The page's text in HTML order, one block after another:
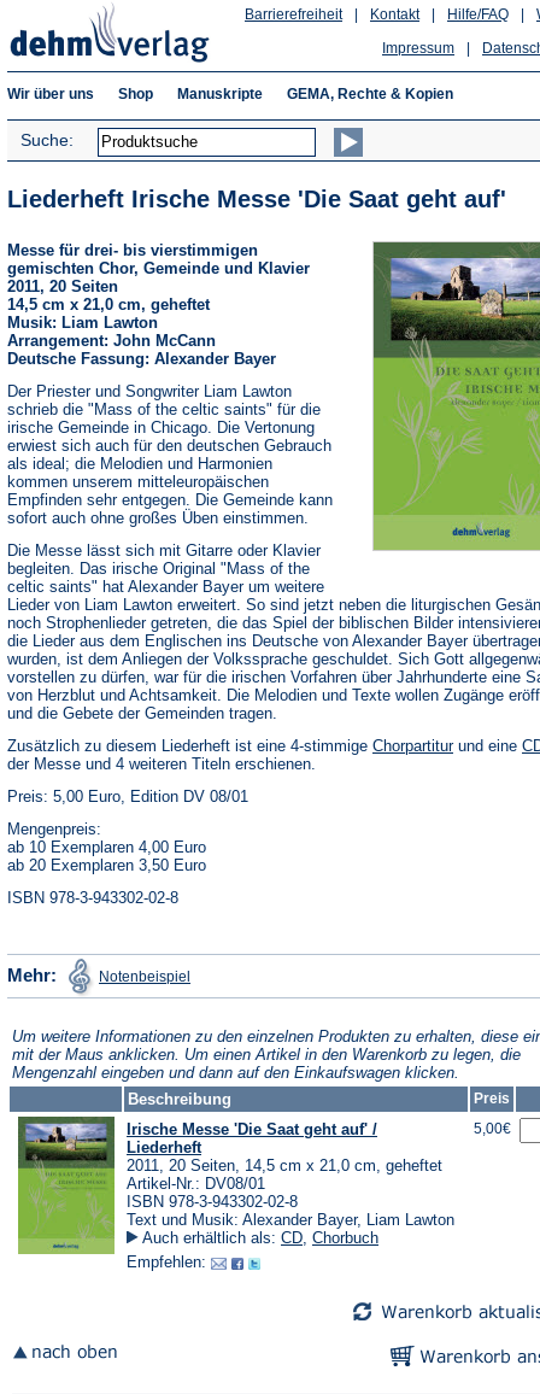
Hilfe/FAQ
Kontakt
Barrierefreiheit
Impressum
Wir über uns Shop Manuskripte GEMA, Rechte & Kopien
Suche:
Liederheft Irische Messe 'Die Saat geht auf'
Messe für drei- bis vierstimmigen
gemischten Chor, Gemeinde und Klavier
2011, 20 Seiten
14,5 cm x 21,0 cm, geheftet
Musik: Liam Lawton
Arrangement: John McCann
Deutsche Fassung: Alexander Bayer
Der Priester und Songwriter Liam Lawton
schrieb die "Mass of the celtic saints" für die
irische Gemeinde in Chicago. Die Vertonung
erwiest sich auch für den deutschen Gebrauch
als ideal; die Melodien und Harmonien
kommen unserem mitteleuropäischen
Empfinden sehr entgegen. Die Gemeinde kann
sofort auch ohne großes Üben einstimmen.
Die Messe lässt sich mit Gitarre oder Klavier
begleiten. Das irische Original "Mass of the
celtic saints" hat Alexander Bayer um weitere
Lieder von Liam Lawton erweitert. So sind jetzt neben die liturgischen
noch Strophenlieder getreten, die das Spiel der biblischen Bilder
die Lieder aus dem Englischen ins Deutsche von Alexander Bayer
wurden, ist dem Anliegen der Volkssprache geschuldet. Sich Gott
vorstellen zu dürfen, war für die irischen Vorfahren über Jahrhunderte eine
von Herzblut und Achtsamkeit. Die Melodien und Texte wollen Zugänge
und die Gebete der Gemeinden tragen.
Zusätzlich zu diesem Liederheft ist eine 4-stimmige Chorpartiturund eine
der Messe und 4 weiteren Titeln erschienen.
Preis: 5,00 Euro, Edition DV 08/01
Mengenpreis:
ab 10 Exemplaren 4,00 Euro
ab 20 Exemplaren 3,50 Euro
ISBN 978-3-943302-02-8
Mehr: Notenbeispiel in
einem
Tab)
Um weitere Informationen zu den einzelnen Produkten zu erhalten, diese
mit der Maus anklicken. Um einen Artikel in den Warenkorb zu legen, die
Mengenzahl eingeben und dann auf den Einkaufswagen klicken.
Beschreibung
Preis
Irische Messe 'Die Saat geht auf' /
Liederheft
2011, 20 Seiten, 14,5 cm x 21,0 cm, geheftet
Artikel-Nr.: DV08/01
ISBN 978-3-943302-02-8
Text und Musik: Alexander Bayer, Liam Lawton
Auch erhältlich als: CD, Chorbuch
Empfehlen:
5,00€